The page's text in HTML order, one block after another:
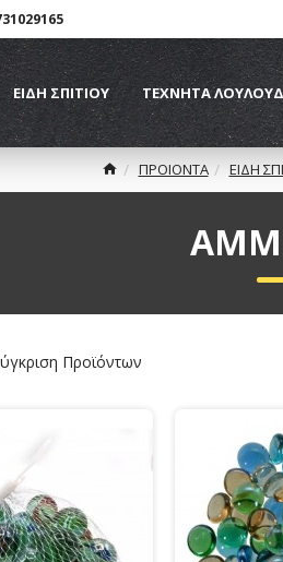
ΕΙΔΗ ΣΠΙΤΙΟΥ ΤΕΧΝΗΤΑ
ΠΡΟΙΟΝΤΑ ΕΙΔΗ
Προϊόντων